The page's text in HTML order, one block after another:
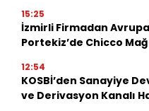
15:25
İzmirli Firmadan
Portekiz’de Chicco
12:54
KOSBİ’den Sanayiye
ve Derivasyon Kanalı